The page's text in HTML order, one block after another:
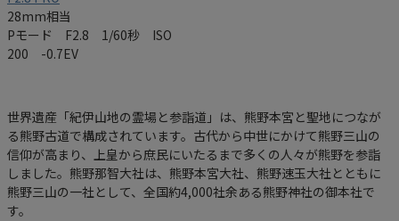
28mm相当
Pモード F2.8 1/60秒 ISO
200 -0.7EV
世界遺産「紀伊山地の霊場と参詣道」は、熊野本宮と聖地につなが
る熊野古道で構成されています。古代から中世にかけて熊野三山の
信仰が高まり、上皇から庶民にいたるまで多くの人々が熊野を参詣
しました。熊野那智大社は、熊野本宮大社、熊野速玉大社とともに
熊野三山の一社として、全国約4,000社余ある熊野神社の御本社で
す。